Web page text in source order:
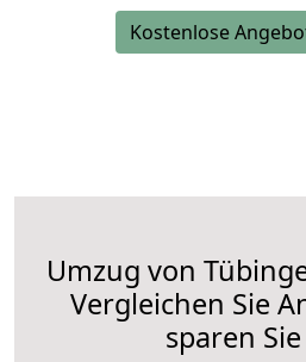
Kostenlose
Umzug von
Vergleichen Sie
sparen